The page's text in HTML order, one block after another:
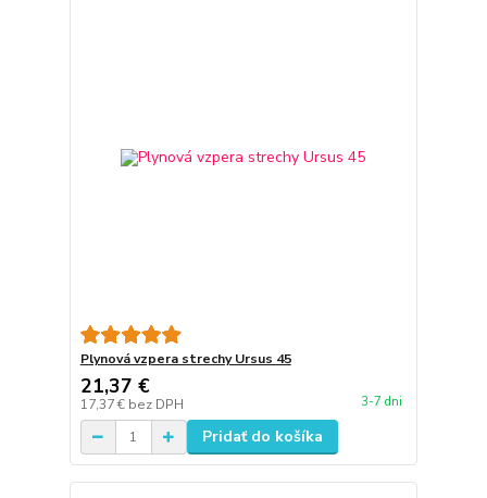
Plynová vzpera strechy Ursus 45
21,37 €
17,37 € bez DPH 3-7 dni
Pridať do košíka